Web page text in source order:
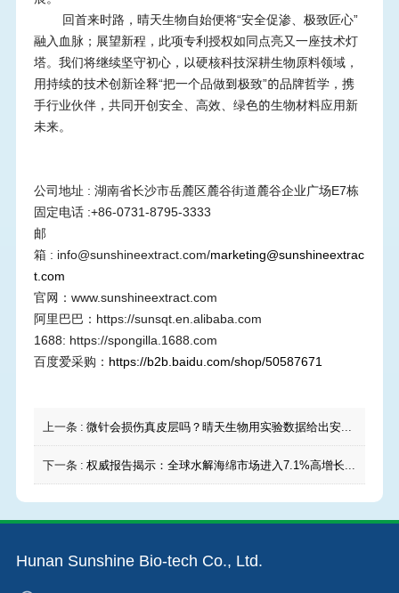
回首来时路，晴天生物自始便将“安全促渗、极致匠心”
融入血脉；展望新程，此项专利授权如同点亮又一座技术灯
塔。我们将继续坚守初心，以硬核科技深耕生物原料领域，
用持续的技术创新诠释“把一个品做到极致”的品牌哲学，携
手行业伙伴，共同开创安全、高效、绿色的生物材料应用新
未来。
公司地址: 湖南省长沙市岳麓区麓谷街道麓谷企业广场E7栋
固定电话:+86-0731-8795-3333
邮
箱: info@sunshineextract.com/marketing@sunshineextrac
t.com
官网： www.sunshineextract.com
阿里巴巴： https://sunsqt.en.alibaba.com
1688: https://spongilla.1688.com
百度爱采购： https://b2b.baidu.com/shop/50587671
上一条 : 微针会损伤真皮层吗？晴天生物用实验数据给出安全答案
下一条 : 权威报告揭示：全球水解海绵市场进入7.1%高增长时代，我司位居头部阵营持续领跑
Hunan Sunshine Bio-tech Co., Ltd.